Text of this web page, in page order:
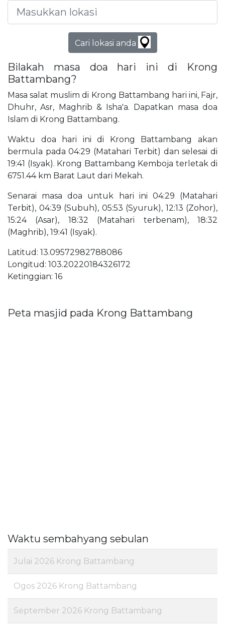
Cari lokasi anda
Bilakah masa doa hari ini di Krong
Battambang?
Masa salat muslim di Krong Battambang hari ini, Fajr,
Dhuhr, Asr, Maghrib & Isha'a. Dapatkan masa doa
Islam di Krong Battambang.
Waktu doa hari ini di Krong Battambang akan
bermula pada 04:29 (Matahari Terbit) dan selesai di
19:41 (Isyak). Krong Battambang Kemboja terletak di
6751.44 km Barat Laut dari Mekah.
Senarai masa doa untuk hari ini 04:29 (Matahari
Terbit), 04:39 (Subuh), 05:53 (Syuruk), 12:13 (Zohor),
15:24 (Asar), 18:32 (Matahari terbenam), 18:32
(Maghrib), 19:41 (Isyak).
Latitud: 13.09572982788086
Longitud: 103.20220184326172
Ketinggian: 16
Peta masjid pada Krong Battambang
Waktu sembahyang sebulan
Julai 2026 Krong Battambang
Ogos 2026 Krong Battambang
September 2026 Krong Battambang